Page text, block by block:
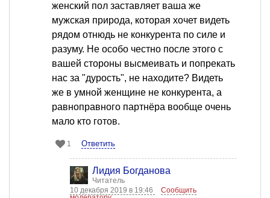
женский пол заставляет ваша же
мужская природа, которая хочет видеть
рядом отнюдь не конкурента по силе и
разуму. Не особо честно после этого с
вашей стороны высмеивать и попрекать
нас за "дурость", не находите? Видеть
же в умной женщине не конкурента, а
равноправного партнёра вообще очень
мало кто готов.
1 Ответить
Лидия Богданова
Читатель
10 декабря 2019 в 19:46
Сообщить